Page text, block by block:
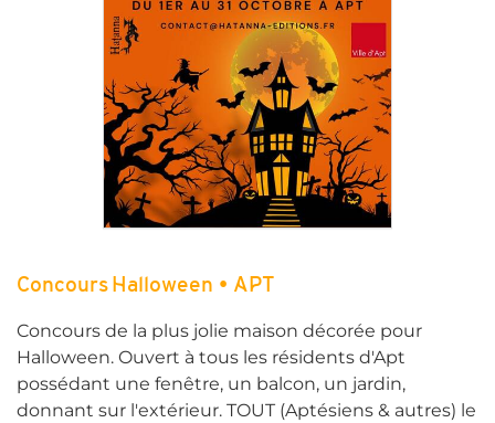
Concours Halloween • APT
Concours de la plus jolie maison décorée pour
Halloween. Ouvert à tous les résidents d'Apt
possédant une fenêtre, un balcon, un jardin,
donnant sur l'extérieur. TOUT (Aptésiens & autres) le